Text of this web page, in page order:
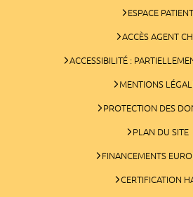
ESPACE PATIENT
ACCÈS AGENT
ACCESSIBILITÉ :
MENTIONS
PROTECTION DES
PLAN DU SITE
FINANCEMENTS
CERTIFICATION